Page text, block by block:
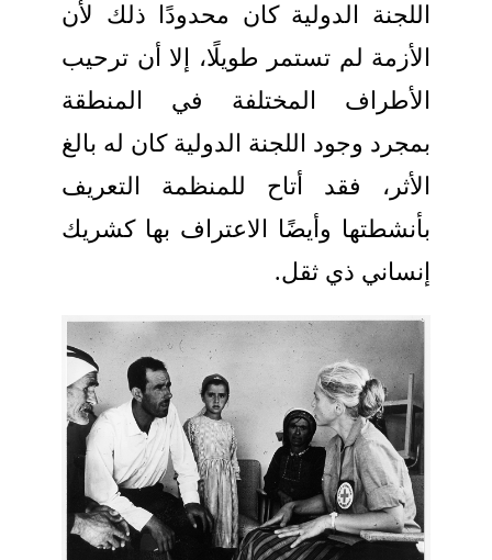
اللجنة الدولية كان محدودًا ذلك لأن
الأزمة لم تستمر طويلًا، إلا أن ترحيب
الأطراف المختلفة في المنطقة
بمجرد وجود اللجنة الدولية كان له بالغ
الأثر، فقد أتاح للمنظمة التعريف
بأنشطتها وأيضًا الاعتراف بها كشريك
إنساني ذي ثقل.